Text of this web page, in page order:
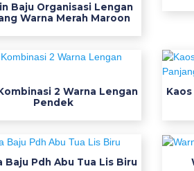
g
y
e
e
y
Baju Organisasi Lengan
Warna Merah Maroon
2 Warna Lengan
Pendek
Baju Pdh Abu Tua Lis Biru